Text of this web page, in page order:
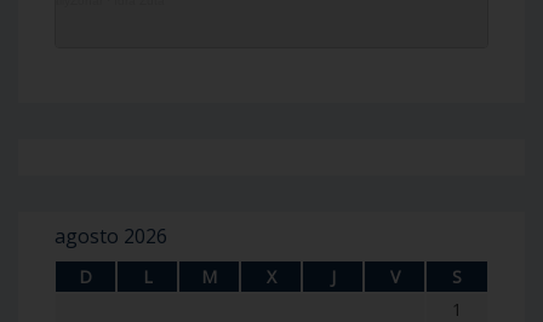
agosto 2026
D L M X J V
S
1